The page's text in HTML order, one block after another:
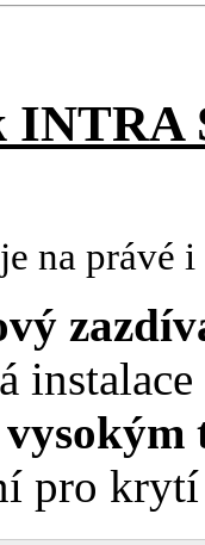
na právé
instalace
pro